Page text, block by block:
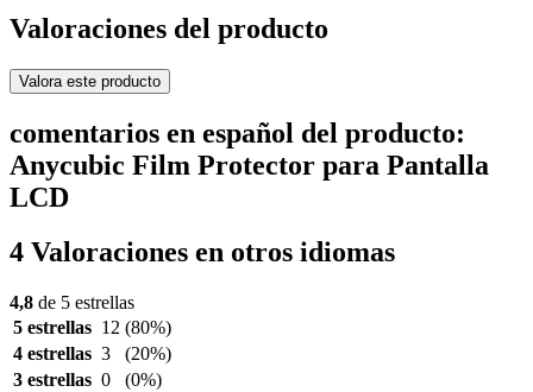
Valoraciones del producto
Valora este producto
comentarios en español del producto:
Anycubic Film Protector para Pantalla
LCD
4 Valoraciones en otros idiomas
4,8 de 5 estrellas
5 estrellas 12 (80%)
4 estrellas 3
(20%)
3 estrellas 0
(0%)